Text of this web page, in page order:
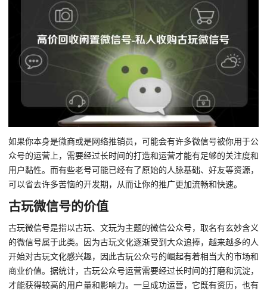
如果你本身是微商或是网络推销员，可能会有许多微信号被你用于公
众号的运营上，需要经过长时间的打造和运营才能有足够的关注度和
用户黏性。而有些老号可能已经有了原始的人脉基础、好友等资源，
可以省去许多苦恼的开发期，从而让你的推广更加流畅和快速。
古玩微信号的价值
古玩微信号是指以古玩、文玩为主题的微信公众号，取名有玄妙含义
的微信号属于此类。因为古玩文化逐渐受到大众追捧，越来越多的人
开始对古玩文化感兴趣，因此古玩公众号的崛起有着相当大的市场和
商业价值。据统计，古玩公众号运营需要经过长时间的打磨和沉淀，
才能获得较高的用户量和影响力。一旦成功运营，它既有资历，也有